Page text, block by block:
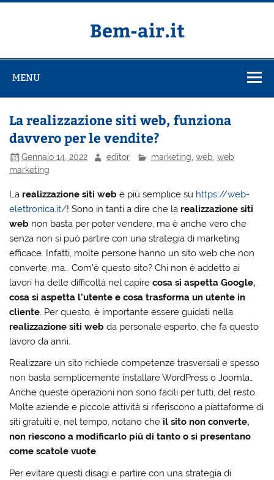
Salta
Bem-air.it
MENU
La realizzazione siti web, funziona
davvero per le vendite?
Gennaio 14, 2022 editor marketing web web
marketing
La realizzazione siti webè più semplice su https://web-
elettronica.it/! Sono in tanti a dire che la realizzazione siti
web non basta per poter vendere, ma è anche vero che
senza non si può partire con una strategia di marketing
efficace. Infatti, molte persone hanno un sito web che non
converte, ma… Com’è questo sito? Chi non è addetto ai
lavori ha delle difficoltà nel capirecosa si aspetta Google,
cosa si aspetta l’utente e cosa trasforma un utente in
cliente. Per questo, è importante essere guidati nella
realizzazione siti web da personale esperto, che fa questo
lavoro da anni.
Realizzare un sito richiede competenze trasversali e spesso
non basta semplicemente installare WordPress o Joomla…
Anche queste operazioni non sono facili per tutti, del resto.
Molte aziende e piccole attività si riferiscono a piattaforme di
siti gratuiti e, nel tempo, notano che il sito non converte,
non riescono a modificarlo più di tanto o si presentano
come scatole vuote.
Per evitare questi disagi e partire con una strategia di